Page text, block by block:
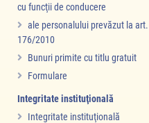
cu funcţii de conducere
ale personalului prevăzut la
176/2010
Bunuri primite cu titlu gratuit
Formulare
Integritate instituţională
Integritate instituţională